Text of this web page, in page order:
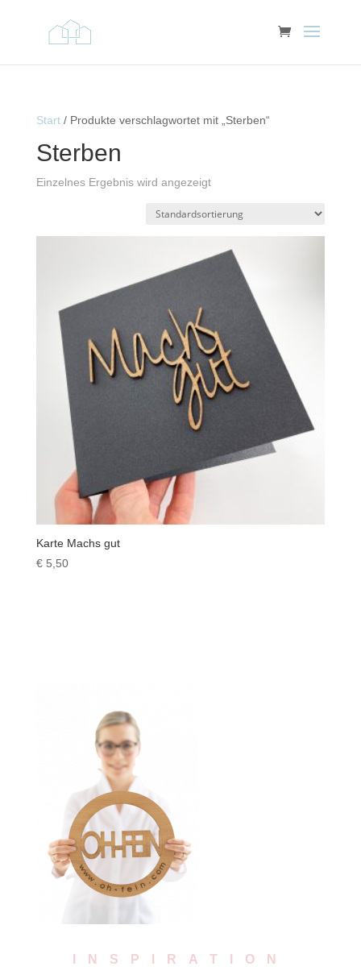
Start/ Produkte verschlagwortet mit „Sterben“
Sterben
Einzelnes Ergebnis wird angezeigt
Karte Machs gut
€5,50
INSPIRATION